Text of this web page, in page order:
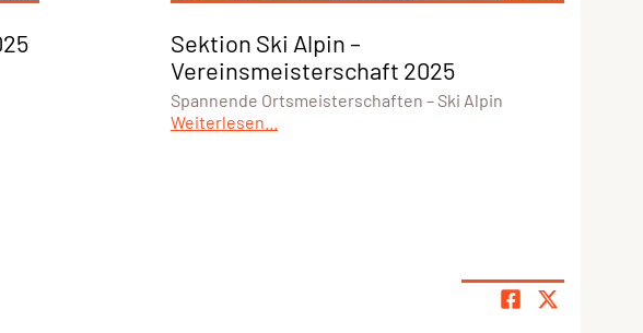
Sektion Ski Alpin –
Vereinsmeisterschaft 2025
Spannende Ortsmeisterschaften – Ski Alpin
Weiterlesen...